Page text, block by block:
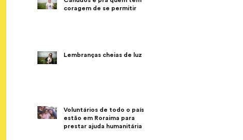
coragem de se permitir
Lembranças cheias de luz
Voluntários de todo o país
estão em Roraima para
prestar ajuda humanitária